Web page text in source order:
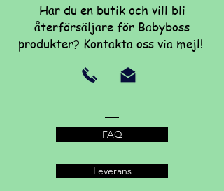
Har du en butik och vill bli
återförsäljare för Babyboss
produkter? Kontakta oss via mejl!
FAQ
Leverans